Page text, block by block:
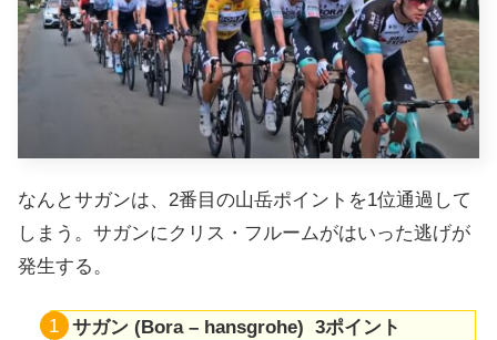
なんとサガンは、2番目の山岳ポイントを1位通過して
しまう。サガンにクリス・フルームがはいった逃げが
発生する。
サガン (Bora – hansgrohe) 3ポイント